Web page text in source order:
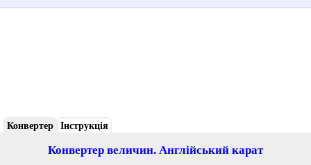
Конвертер Інструкція
Конвертер величин. Англійський карат